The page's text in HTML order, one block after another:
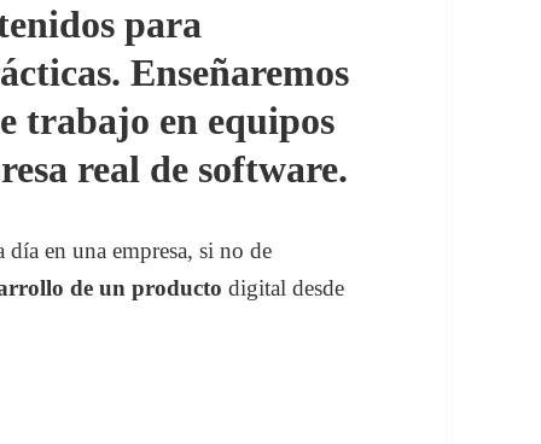
para
Enseñaremos
trabajo en equipos
real de software.
en una empresa, si no de
de un producto digital desde
de productos digitales.